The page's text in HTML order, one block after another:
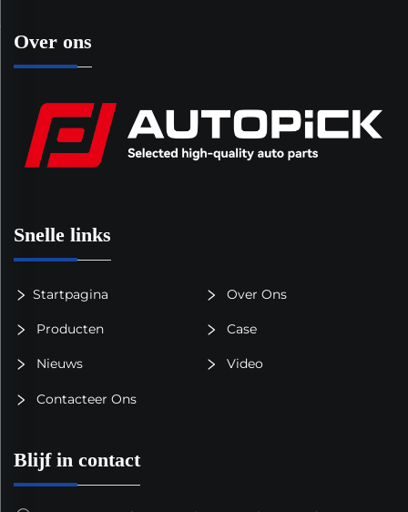
Over ons
Snelle links
Startpagina Over Ons
Producten Case
Nieuws Video
Contacteer Ons
Blijf in contact